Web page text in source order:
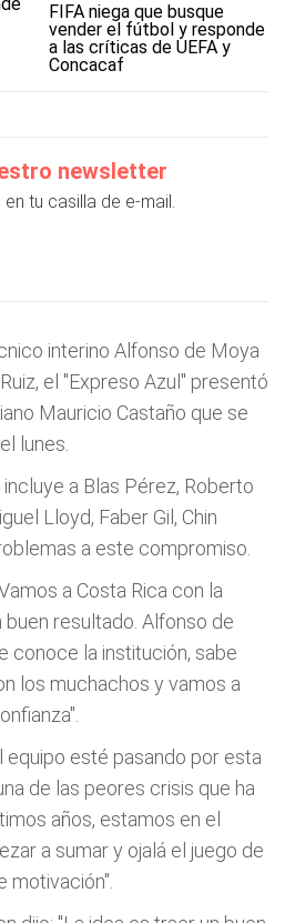
FIFA niega que busque
vender el fútbol y responde
a las críticas de UEFA y
Concacaf
newsletter
tu casilla de e-mail.
interino Alfonso de Moya
el "Expreso Azul" presentó
Mauricio Castaño que se
lunes.
a Blas Pérez, Roberto
Lloyd, Faber Gil, Chin
a este compromiso.
a Costa Rica con la
resultado. Alfonso de
conoce la institución, sabe
los muchachos y vamos a
equipo esté pasando por esta
de las peores crisis que ha
años, estamos en el
a sumar y ojalá el juego de
motivación".